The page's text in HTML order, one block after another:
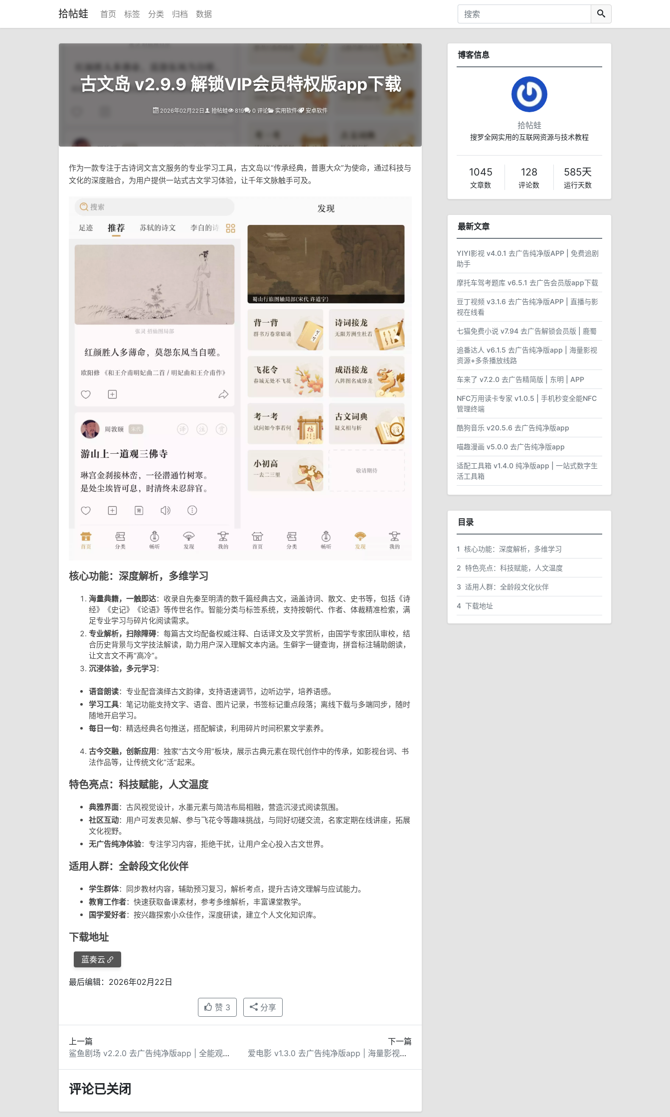
拾帖蛙 首页 标签 分类 归档 数据
古文岛 v2.9.9 解锁VIP会员特权版app下载
2026年02月22日 拾帖蛙 819 0 评论 实用软件 安卓软件
作为一款专注于古诗词文言文服务的专业学习工具，古文岛以“传承经典，普惠大众”为使命，通过科技与
文化的深度融合，为用户提供一站式古文学习体验，让千年文脉触手可及。
核心功能：深度解析，多维学习
海量典籍，一触即达：收录自先秦至明清的数千篇经典古文，涵盖诗词、散文、史书等，包括《诗
经》《史记》《论语》等传世名作。智能分类与标签系统，支持按朝代、作者、体裁精准检索，满
足专业学习与碎片化阅读需求。
专业解析，扫除障碍：每篇古文均配备权威注释、白话译文及文学赏析，由国学专家团队审校，结
合历史背景与文学技法解读，助力用户深入理解文本内涵。生僻字一键查询，拼音标注辅助朗读，
让文言文不再“高冷”。
沉浸体验，多元学习：
语音朗读：专业配音演绎古文韵律，支持语速调节，边听边学，培养语感。
学习工具：笔记功能支持文字、语音、图片记录，书签标记重点段落；离线下载与多端同步，随时
随地开启学习。
每日一句：精选经典名句推送，搭配解读，利用碎片时间积累文学素养。
古今交融，创新应用 ：独家“古文今用”板块，展示古典元素在现代创作中的传承，如影视台词、书
法作品等，让传统文化“活”起来。
特色亮点：科技赋能，人文温度
典雅界面：古风视觉设计，水墨元素与简洁布局相融，营造沉浸式阅读氛围。
社区互动：用户可发表见解、参与飞花令等趣味挑战，与同好切磋交流，名家定期在线讲座，拓展
文化视野。
无广告纯净体验：专注学习内容，拒绝干扰，让用户全心投入古文世界。
适用人群：全龄段文化伙伴
学生群体：同步教材内容，辅助预习复习，解析考点，提升古诗文理解与应试能力。
教育工作者：快速获取备课素材，参考多维解析，丰富课堂教学。
国学爱好者：按兴趣探索小众佳作，深度研读，建立个人文化知识库。
下载地址
蓝奏云
最后编辑：2026年02月22日
赞 3 分享
上一篇
鲨鱼剧场 v2.2.0 去广告纯净版app | 全能观影利器
下一篇
爱电影 v1.3.0 去广告纯净版app | 海量影视高清畅看
评论已关闭
博客信息
拾帖蛙
搜罗全网实用的互联网资源与技术教程
1045
文章数
128
评论数
585天
运行天数
最新文章
YIYI影视 v4.0.1 去广告纯净版APP | 免费追剧
助手
摩托车驾考题库 v6.5.1 去广告会员版app下载
豆丁视频 v3.1.6 去广告纯净版APP | 直播与影
视在线看
七猫免费小说 v7.94 去广告解锁会员版 | 鹿蜀
追番达人 v6.1.5 去广告纯净版app | 海量影视
资源+多条播放线路
车来了 v7.2.0 去广告精简版 | 东明 | APP
NFC万用读卡专家 v1.0.5 | 手机秒变全能NFC
管理终端
酷狗音乐 v20.5.6 去广告纯净版app
喵趣漫画 v5.0.0 去广告纯净版app
适配工具箱 v1.4.0 纯净版app | 一站式数字生
活工具箱
目录
1 核心功能：深度解析，多维学习
2 特色亮点：科技赋能，人文温度
3 适用人群：全龄段文化伙伴
4 下载地址